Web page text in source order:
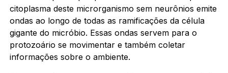
citoplasma deste microrganismo sem neurônios emite
ondas ao longo de todas as ramificações da célula
gigante do micróbio. Essas ondas servem para o
protozoário se movimentar e também coletar
informações sobre o ambiente.